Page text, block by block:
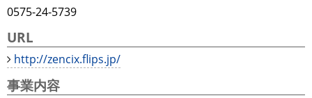
0575-24-5739
URL
http://zencix.flips.jp/
事業内容